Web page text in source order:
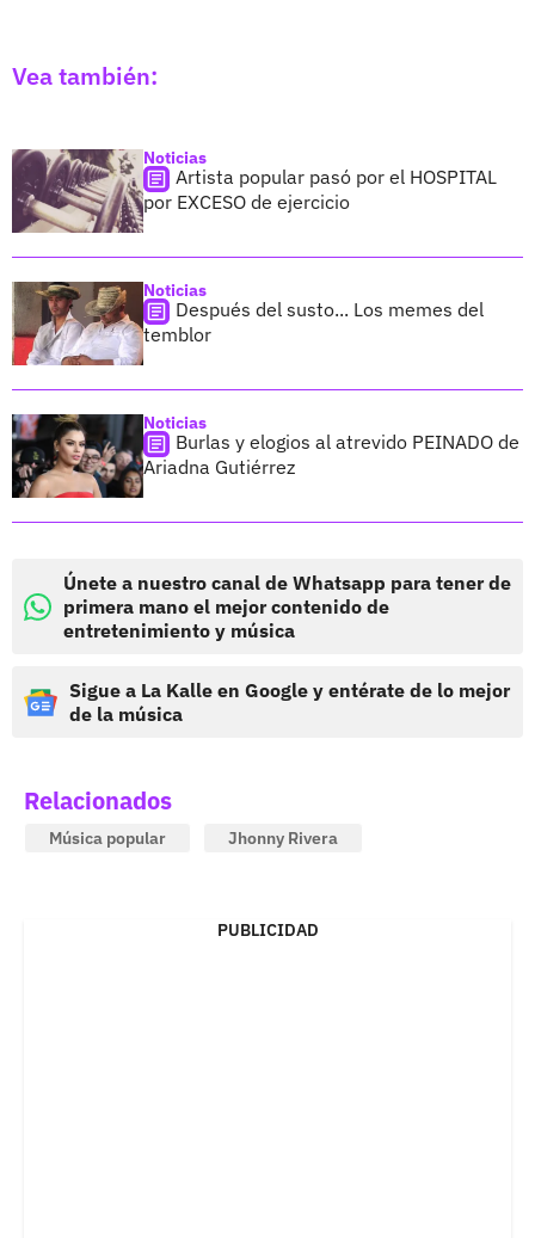
Vea también:
Noticias
Artista popular pasó por el HOSPITAL
por EXCESO de ejercicio
Noticias
Después del susto... Los memes del
temblor
Noticias
Burlas y elogios al atrevido PEINADO de
Ariadna Gutiérrez
Únete a nuestro canal de Whatsapp para tener de
primera mano el mejor contenido de
entretenimiento y música
Sigue a La Kalle en Google y entérate de lo mejor
de la música
Relacionados
Música popular Jhonny Rivera
PUBLICIDAD